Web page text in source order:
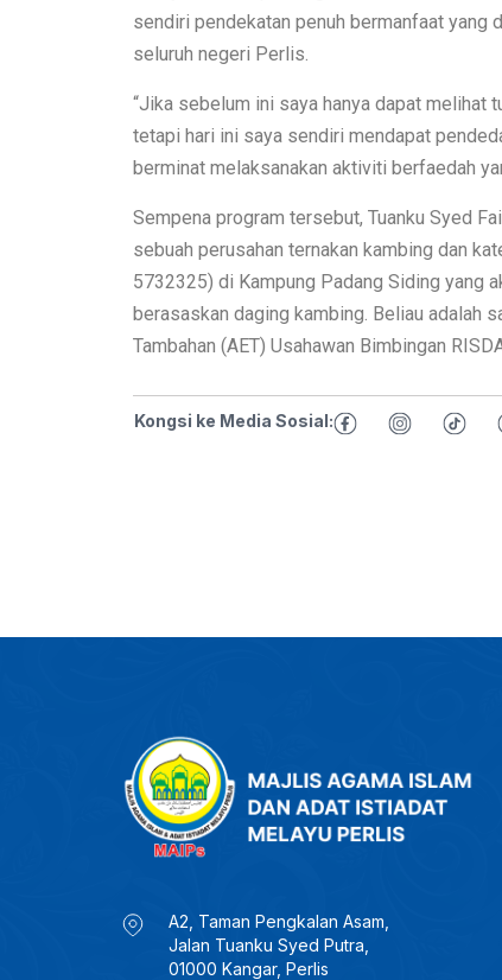
sendiri pendekatan penuh bermanfaat yang
seluruh negeri Perlis.
“Jika sebelum ini saya hanya dapat melihat
tetapi hari ini saya sendiri mendapat
berminat melaksanakan aktiviti berfaedah
Sempena program tersebut, Tuanku Syed
sebuah perusahan ternakan kambing dan
5732325) di Kampung Padang Siding yang
berasaskan daging kambing. Beliau adalah
Tambahan (AET) Usahawan Bimbingan
Kongsi ke Media Sosial:
A2, Taman Pengkalan Asam,
Jalan Tuanku Syed Putra,
01000 Kangar, Perlis